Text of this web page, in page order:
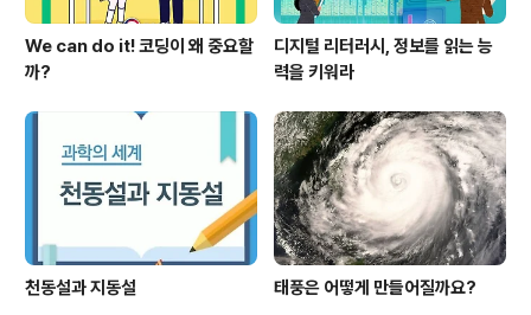
We can do it! 코딩이 왜 중요할
까?
디지털 리터러시, 정보를 읽는 능
력을 키워라
천동설과 지동설 태풍은 어떻게 만들어질까요?